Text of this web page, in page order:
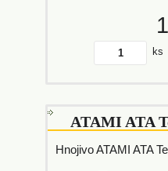
ks
ATAMI ATA
Hnojivo ATAMI ATA